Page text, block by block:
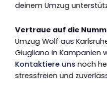
deinem Umzug
Vertraue auf die
Umzug Wolf aus
Giugliano in Kampanien
Kontaktiere uns noch
stressfreien und